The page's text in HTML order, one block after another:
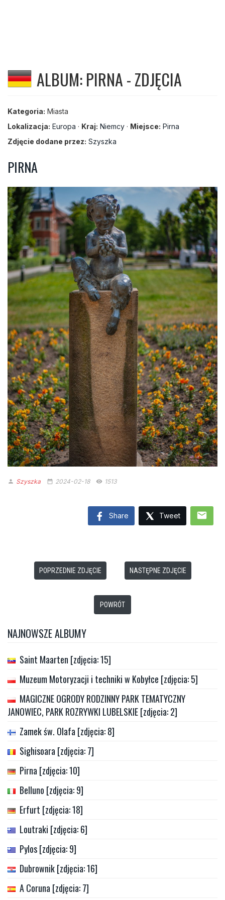
ALBUM: PIRNA - ZDJĘCIA
Kategoria: Miasta
Lokalizacja: Europa · Kraj: Niemcy · Miejsce: Pirna
Zdjęcie dodane przez: Szyszka
PIRNA
person Szyszka date_range 2024-02-18 remove_red_eye 1513
Share Tweet mail
POPRZEDNIE ZDJĘCIE NASTĘPNE ZDJĘCIE
POWRÓT
NAJNOWSZE ALBUMY
Saint Maarten [zdjęcia: 15]
Muzeum Motoryzacji i techniki w Kobyłce [zdjęcia: 5]
MAGICZNE OGRODY RODZINNY PARK TEMATYCZNY
JANOWIEC, PARK ROZRYWKI LUBELSKIE [zdjęcia: 2]
Zamek św. Olafa [zdjęcia: 8]
Sighisoara [zdjęcia: 7]
Pirna [zdjęcia: 10]
Belluno [zdjęcia: 9]
Erfurt [zdjęcia: 18]
Loutraki [zdjęcia: 6]
Pylos [zdjęcia: 9]
Dubrownik [zdjęcia: 16]
A Coruna [zdjęcia: 7]